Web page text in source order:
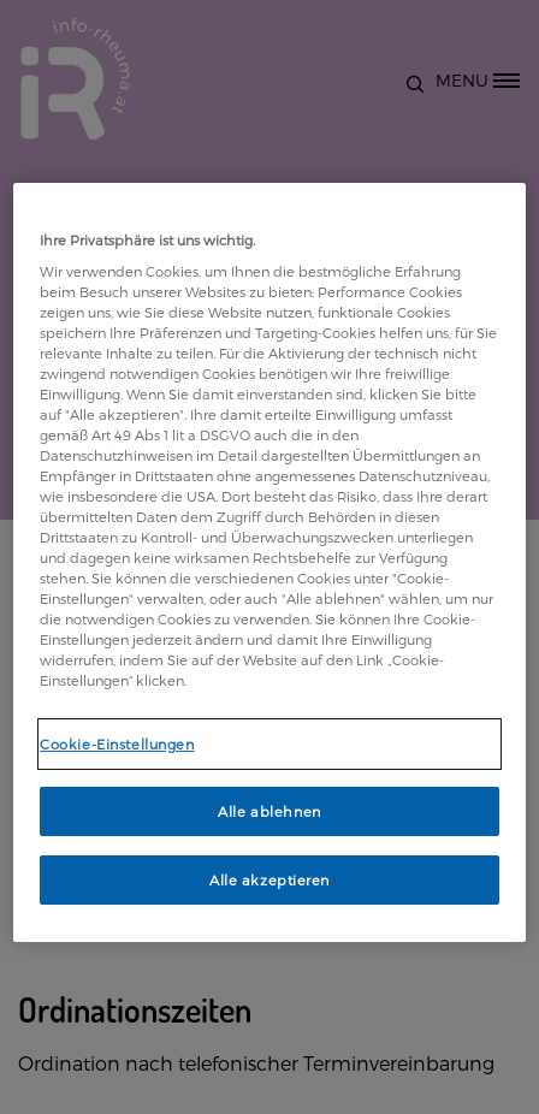
Site Logo MENU
Details
Dr. Silvia Eder
Dr. Silvia Eder
Kontaktdaten
Email:ordination@rheuma-eder.at
Telefon: +43 650 3142 842
Ordinationszeiten
Ordination nach telefonischer Terminvereinbarung
Ihre Privatsphäre ist uns wichtig.
Wir verwenden Cookies, um Ihnen die bestmögliche Erfahrung
beim Besuch unserer Websites zu bieten: Performance Cookies
zeigen uns, wie Sie diese Website nutzen, funktionale Cookies
speichern Ihre Präferenzen und Targeting-Cookies helfen uns, für Sie
relevante Inhalte zu teilen. Für die Aktivierung der technisch nicht
zwingend notwendigen Cookies benötigen wir Ihre freiwillige
Einwilligung. Wenn Sie damit einverstanden sind, klicken Sie bitte
auf "Alle akzeptieren". Ihre damit erteilte Einwilligung umfasst
gemäß Art 49 Abs 1 lit a DSGVO auch die in den
Datenschutzhinweisen im Detail dargestellten Übermittlungen an
Empfänger in Drittstaaten ohne angemessenes Datenschutzniveau,
wie insbesondere die USA. Dort besteht das Risiko, dass Ihre derart
übermittelten Daten dem Zugriff durch Behörden in diesen
Drittstaaten zu Kontroll- und Überwachungszwecken unterliegen
und dagegen keine wirksamen Rechtsbehelfe zur Verfügung
stehen. Sie können die verschiedenen Cookies unter "Cookie-
Einstellungen" verwalten, oder auch "Alle ablehnen" wählen, um nur
die notwendigen Cookies zu verwenden. Sie können Ihre Cookie-
Einstellungen jederzeit ändern und damit Ihre Einwilligung
widerrufen, indem Sie auf der Website auf den Link „Cookie-
Einstellungen“ klicken.
Cookie-Einstellungen
Alle ablehnen
Alle akzeptieren